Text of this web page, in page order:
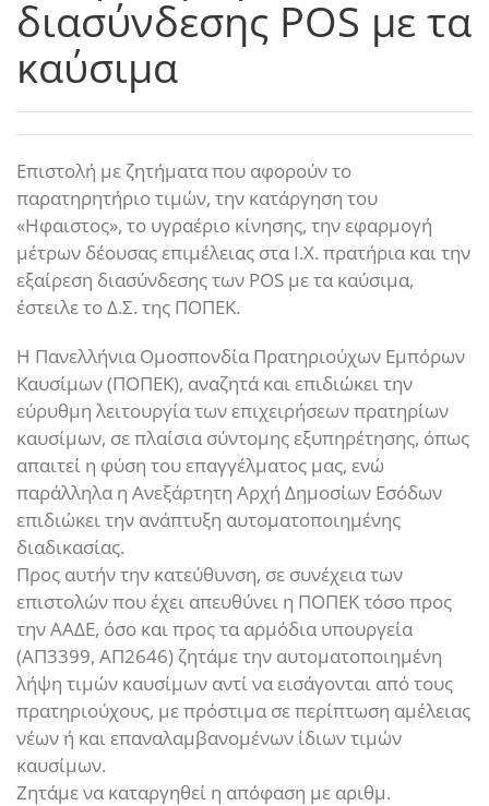
διασύνδεσης POS με τα
καύσιμα
Επιστολή με ζητήματα που αφορούν το
παρατηρητήριο τιμών, την κατάργηση του
«Ηφαιστος», το υγραέριο κίνησης, την εφαρμογή
μέτρων δέουσας επιμέλειας στα Ι.Χ. πρατήρια και την
εξαίρεση διασύνδεσης των POS με τα καύσιμα,
έστειλε το Δ.Σ. της ΠΟΠΕΚ.
Η Πανελλήνια Ομοσπονδία Πρατηριούχων Εμπόρων
Καυσίμων (ΠΟΠΕΚ), αναζητά και επιδιώκει την
εύρυθμη λειτουργία των επιχειρήσεων πρατηρίων
καυσίμων, σε πλαίσια σύντομης εξυπηρέτησης, όπως
απαιτεί η φύση του επαγγέλματος μας, ενώ
παράλληλα η Ανεξάρτητη Αρχή Δημοσίων Εσόδων
επιδιώκει την ανάπτυξη αυτοματοποιημένης
διαδικασίας.
Προς αυτήν την κατεύθυνση, σε συνέχεια των
επιστολών που έχει απευθύνει η ΠΟΠΕΚ τόσο προς
την ΑΑΔΕ, όσο και προς τα αρμόδια υπουργεία
(ΑΠ3399, ΑΠ2646) ζητάμε την αυτοματοποιημένη
λήψη τιμών καυσίμων αντί να εισάγονται από τους
πρατηριούχους, με πρόστιμα σε περίπτωση αμέλειας
νέων ή και επαναλαμβανομένων ίδιων τιμών
καυσίμων.
Ζητάμε να καταργηθεί η απόφαση με αριθμ.